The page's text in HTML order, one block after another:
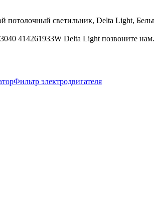
потолочный светильник, Delta Light,
414261933W Delta Light позвоните
Фильтр электродвигателя